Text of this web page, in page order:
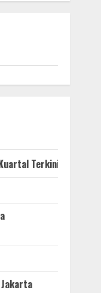
Terkini